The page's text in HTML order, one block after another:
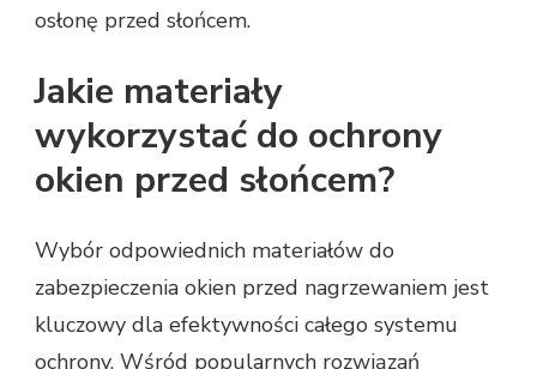
osłonę przed słońcem.
Jakie materiały
wykorzystać do ochrony
okien przed słońcem?
Wybór odpowiednich materiałów do
zabezpieczenia okien przed nagrzewaniem jest
kluczowy dla efektywności całego systemu
ochrony. Wśród popularnych rozwiązań